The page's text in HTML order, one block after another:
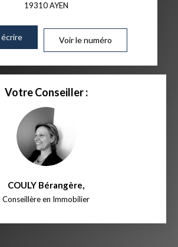
19310AYEN
Voir le numéro
Votre Conseiller :
COULY Bérangère,
Conseillère en Immobilier